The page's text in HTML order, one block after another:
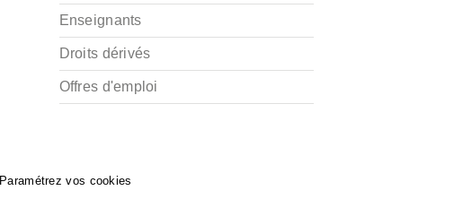
Enseignants
Droits dérivés
Offres d'emploi
Paramétrez vos cookies